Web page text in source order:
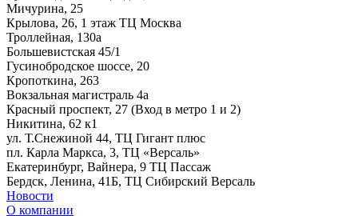
Мичурина, 25
Крылова, 26, 1 этаж ТЦ Москва
Троллейная, 130а
Большевистская 45/1
Гусинобродское шоссе, 20
Кропоткина, 263
Вокзальная магистраль 4а
Красный проспект, 27 (Вход в метро 1 и 2)
Никитина, 62 к1
ул. Т.Снежиной 44, ТЦ Гигант плюс
пл. Карла Маркса, 3, ТЦ «Версаль»
Екатеринбург, Вайнера, 9 ТЦ Пассаж
Бердск, Ленина, 41Б, ТЦ Сибирский Версаль
Новости
О компании